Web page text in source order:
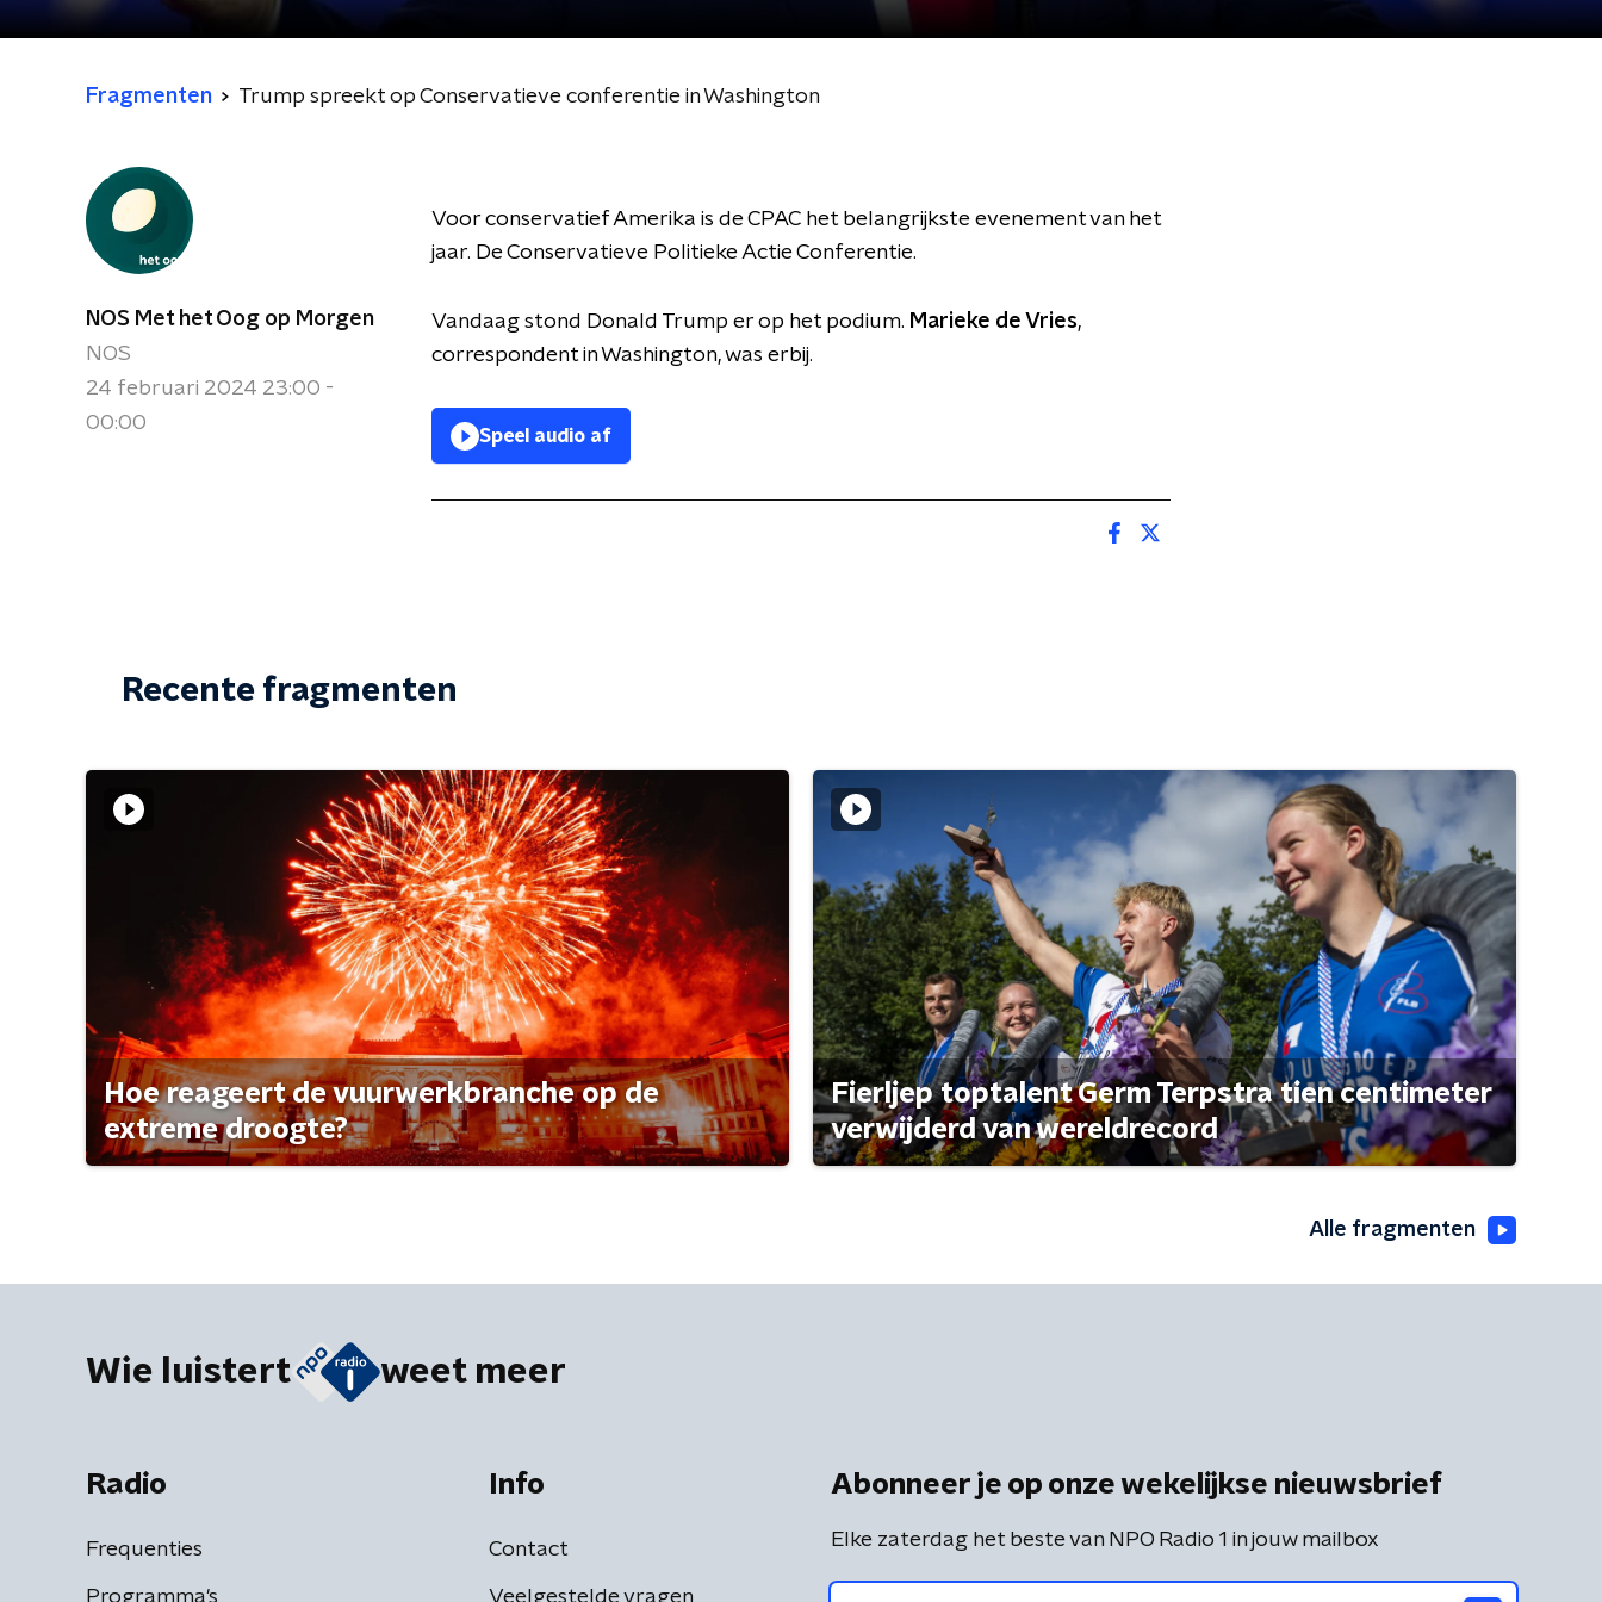
Fragmenten Trump spreekt op Conservatieve conferentie in Washington
NOS Met het Oog op Morgen
NOS
24 februari 2024 23:00 -
00:00
Voor conservatief Amerika is de CPAC het belangrijkste evenement van het
jaar. De Conservatieve Politieke Actie Conferentie.
Vandaag stond Donald Trump er op het podium. Marieke de Vries,
correspondent in Washington, was erbij.
Speel audio af
Recente fragmenten
Hoe reageert de vuurwerkbranche op de
extreme droogte?
Fierljep toptalent Germ Terpstra tien centimeter
verwijderd van wereldrecord
Alle fragmenten
Wie luistert weet meer
Radio
Frequenties
Programma's
Info
Contact
Veelgestelde vragen
Abonneer je op onze wekelijkse nieuwsbrief
Elke zaterdag het beste van NPO Radio 1 in jouw mailbox